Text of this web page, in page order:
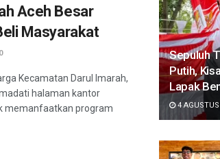
Aceh Besar
Masyarakat
0
Kecamatan Darul Imarah,
halaman kantor
memanfaatkan program
Sepuluh
Putih,
Lapak
4